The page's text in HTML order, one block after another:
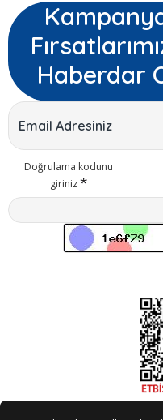
Haberdar
Doğrulama kodunu
giriniz